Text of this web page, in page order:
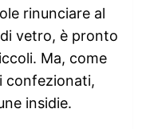
rinunciare al
vetro, è pronto
Ma, come
confezionati,
insidie.